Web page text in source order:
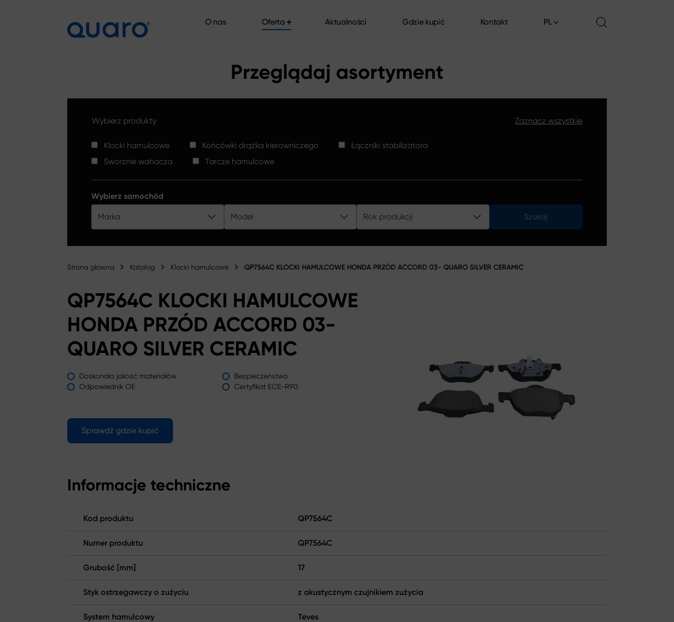
O nas
Oferta
Aktualności
Gdzie kupić
Kontakt
PL
Przeglądaj asortyment
Wybierz produkty Zaznacz wszystkie
Klocki hamulcowe Końcówki drążka kierowniczego
Łączniki stabilizatora
Sworznie wahacza
Tarcze hamulcowe
Wybierz samochód
Marka Model Rok produkcji Szukaj
Strona główna Katalog Klocki hamulcowe QP7564C KLOCKI HAMULCOWE HONDA PRZÓD ACCORD 03- QUARO SILVER CERAMIC
QP7564C KLOCKI HAMULCOWE
HONDA PRZÓD ACCORD 03-
QUARO SILVER CERAMIC
Doskonała jakość materiałów
Bezpieczeństwo
Odpowiednik OE
Certyfikat ECE-R90
Sprawdź gdzie kupić
Informacje techniczne
Kod produktu QP7564C
Numer produktu QP7564C
Grubość [mm] 17
Styk ostrzegawczy o zużyciu z akustycznym czujnikiem zużycia
System hamulcowy Teves